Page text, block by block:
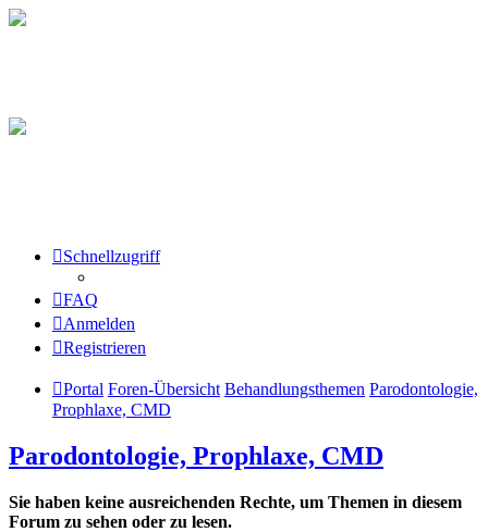
Schnellzugriff
FAQ
Anmelden
Registrieren
Portal Foren-Übersicht Behandlungsthemen Parodontologie,
Prophlaxe, CMD
Parodontologie, Prophlaxe, CMD
Sie haben keine ausreichenden Rechte, um Themen in diesem
Forum zu sehen oder zu lesen.